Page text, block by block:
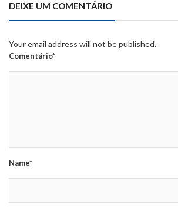
DEIXE UM COMENTÁRIO
Your email address will not be published.
Comentário*
Name*